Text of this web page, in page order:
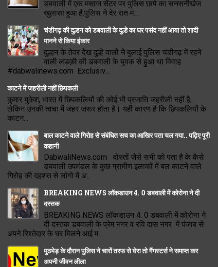
डबवाली में एक मसाज सेंटर पर पुलिस छापे का सनसनीखेज
खुलासा हुआ है.पुलिस ने देर रात म...
चंडीगढ़ की दुल्हन को डबवाली के दुल्हे का घर पसंद नहीं आया तो शादी
मानने से किया इंकार
दुल्हन के तेवर देख दुल्हे वालों ने बुलाई पुलिस चंडीगढ़ में रहने
वाली लडक़ी की डबवाली के युवक से हुआ था विवाह
#dabwalinews.com Exclusiv...
काटने में जहरीली नहीं छिपकली
कुमार मुकेश, भारत में छिपकलियों की कोई भी प्रजाति जहरीली नहीं है,
लेकिन उनकी त्वचा में जहर जरूर होता है। यही कारण है कि छिपकलियों के
काटन...
बाल काटने वाले गिरोह से संबंधित सच का आखिर पता चल गया.. पढ़िए पूरी
कहानी
DabwaliNews.com दोस्तों जैसे सभी को पता है के कैसे
डबवाली उपमंडल के कुछ ग्रामीण इलाकों में बल काटने वाले
गिरोह की दहशत से लोगो में अ...
BREAKING NEWS लॉकडाउन 4. 0 डबवाली में कोरोना ने दी
दस्तक
BREAKING NEWS लॉकडाउन 4. 0 डबवाली में कोरोना ने
दी दस्तक डबवाली के प्रेम नगर व रवि दास नगर में पंजाब से
अपने रिश्तेदार के घर मिलने आई म...
मुठभेड़ के दौरान पुलिस ने चारों तरफ से घेरा तो गैंगस्टर्स ने समाप्त कर
अपनी जीवन लीला